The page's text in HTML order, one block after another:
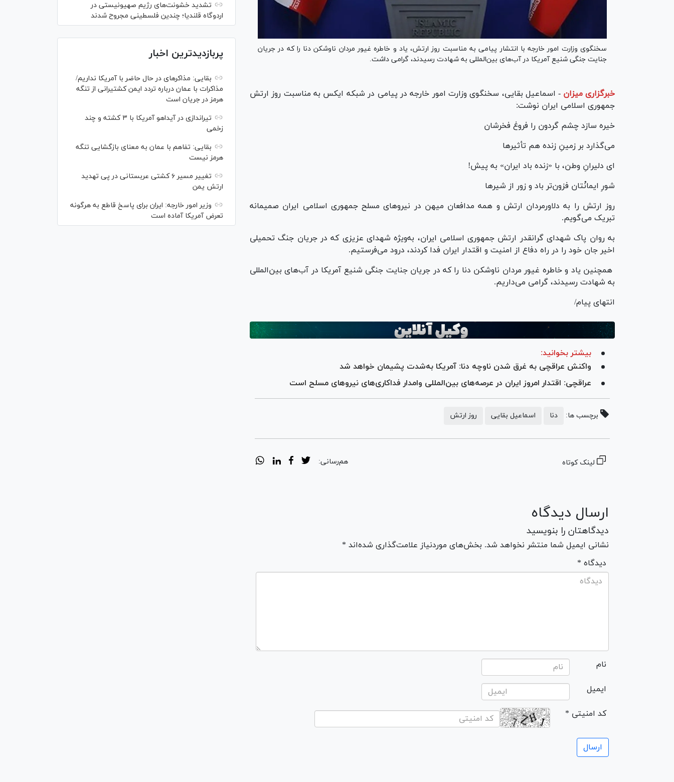
سخنگوی وزارت امور خارجه با انتشار پیامی به مناسبت روز ارتش، یاد و خاطره غیور مردان ناوشکن دنا را که در جریان
جنایت جنگی شنیع آمریکا در آب‌های بین‌المللی به شهادت رسیدند، گرامی داشت.
خبرگزاری میزان - اسماعیل بقایی، سخنگوی وزارت امور خارجه در پیامی در شبکه ایکس به مناسبت روز ارتش
جمهوری اسلامی ایران نوشت:
خيره سازد چشم گردون را فروغ فخرشان
می‌گذارد بر زمينِ زنده هم تأثيرها
ای دليرانِ وطن، با «زنده باد ايران» به پيش!
شورِ ايمانْتان فزون‌تر باد و زور از شيرها
روز ارتش را به دلاورمردان ارتش و همه مدافعان میهن در نیروهای مسلح جمهوری اسلامی ایران صمیمانه
تبریک می‌گویم.
به روان پاک شهدای گرانقدر ارتش جمهوری اسلامی ایران، به‌ویژه شهدای عزیزی که در جریان جنگ تحمیلی
اخیر جان خود را در راه دفاع از امنیت و اقتدار ایران فدا کردند، درود می‌فرستیم.
همچنین یاد و خاطره غیور مردان ناوشکن دنا را که در جریان جنایت جنگی شنیع آمریکا در آب‌های بین‌المللی
به شهادت رسیدند، گرامی می‌داریم.
انتهای پیام/
بیشتر بخوانید:
واکنش عراقچی به غرق شدن ناوچه دنا: آمریکا به‌شدت پشیمان خواهد شد
عراقچی: اقتدار امروز ایران در عرصه‌های بین‌المللی وامدار فداکاری‌های نیرو‌های مسلح است
برچسب ها: دنا اسماعیل بقایی روز ارتش
لینک کوتاه هم‌رسانی:
ارسال دیدگاه
دیدگاهتان را بنویسید
نشانی ایمیل شما منتشر نخواهد شد. بخش‌های موردنیاز علامت‌گذاری شده‌اند *
* دیدگاه
نام
ایمیل
* کد امنیتی
تشدید خشونت‌های رژیم صهیونیستی در
اردوگاه قلندیا؛ چندین فلسطینی مجروح شدند
پربازدیدترین اخبار
بقایی: مذاکره‎ای در حال حاضر با آمریکا نداریم/
مذاکرات با عمان درباره تردد ایمن کشتیرانی از تنگه
هرمز در جریان است
تیراندازی در آیداهو آمریکا با ۳ کشته و چند
زخمی
بقایی: تفاهم با عمان به معنای بازگشایی تنگه
هرمز نیست
تغییر مسیر ۶ کشتی عربستانی در پی تهدید
ارتش یمن
وزیر امور خارجه: ایران برای پاسخ قاطع به هرگونه
تعرض آمریکا آماده است